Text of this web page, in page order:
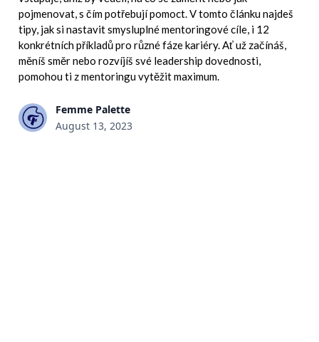
pojmenovat, s čím potřebují pomoct. V tomto článku najdeš
tipy, jak si nastavit smysluplné mentoringové cíle, i 12
konkrétních příkladů pro různé fáze kariéry. Ať už začínáš,
měníš směr nebo rozvíjíš své leadership dovednosti,
pomohou ti z mentoringu vytěžit maximum.
Femme Palette
August 13, 2023